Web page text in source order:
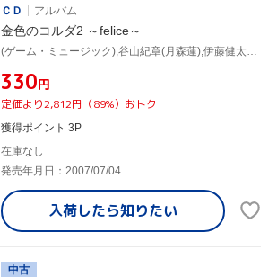
ＣＤ
アルバム
金色のコルダ2 ～felice～
¥330円
定価より2,812円（89%）おトク
獲得ポイント 3P
在庫なし
発売年月日：2007/07/04
入荷したら知りたい
中古